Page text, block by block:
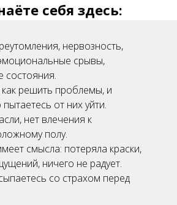
себя здесь:
нервозность,
срывы,
состояния.
как решить проблемы, и
от них уйти.
нет влечения к
полу.
смысла: потеряла краски,
ничего не радует.
со страхом перед